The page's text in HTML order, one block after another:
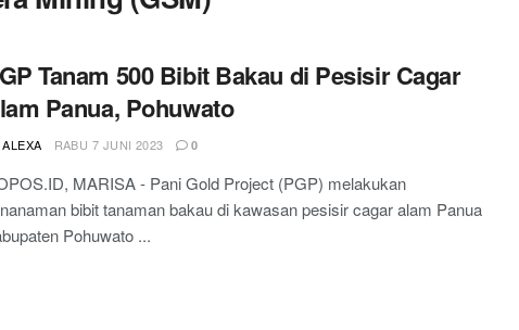
Tanam 500 Bibit Bakau di Pesisir Cagar
Panua, Pohuwato
ALEXA RABU 7 JUNI 2023 0
MARISA - Pani Gold Project (PGP) melakukan
bibit tanaman bakau di kawasan pesisir cagar alam Panua
Pohuwato ...